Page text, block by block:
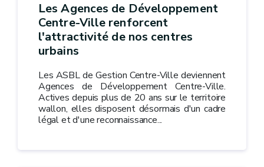
Les Agences de Développement
Centre-Ville renforcent
l'attractivité de nos centres
urbains
Les ASBL de Gestion Centre-Ville deviennent
Agences de Développement Centre-Ville.
Actives depuis plus de 20 ans sur le territoire
wallon, elles disposent désormais d'un cadre
légal et d'une reconnaissance...